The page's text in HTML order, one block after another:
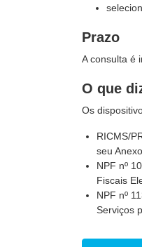
Prazo
A consulta é
O que
Os
RICMS/
seu
NPF nº
Fiscais
NPF nº
Serviços